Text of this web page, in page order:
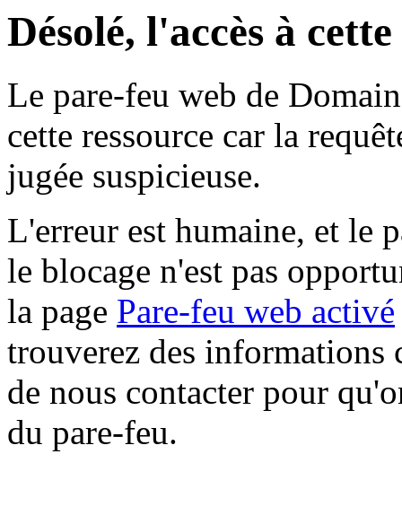
Désolé, l'accès à
Le pare-feu web de
cette ressource car la
jugée suspicieuse.
L'erreur est humaine, et le
le blocage n'est pas
la page Pare-feu web activé
trouverez des informations
de nous contacter pour
du pare-feu.